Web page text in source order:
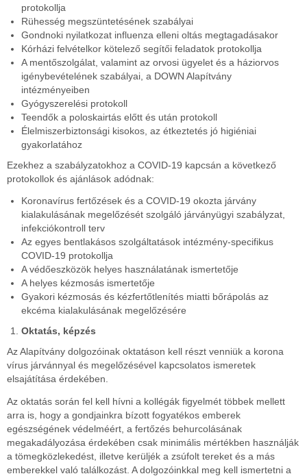
protokollja
Rühesség megszüntetésének szabályai
Gondnoki nyilatkozat influenza elleni oltás megtagadásakor
Kórházi felvételkor kötelező segítői feladatok protokollja
A mentőszolgálat, valamint az orvosi ügyelet és a háziorvos
igénybevételének szabályai, a DOWN Alapítvány
intézményeiben
Gyógyszerelési protokoll
Teendők a poloskairtás előtt és után protokoll
Élelmiszerbiztonsági kisokos, az étkeztetés jó higiéniai
gyakorlatához
Ezekhez a szabályzatokhoz a COVID-19 kapcsán a következő
protokollok és ajánlások adódnak:
Koronavírus fertőzések és a COVID-19 okozta járvány
kialakulásának megelőzését szolgáló járványügyi szabályzat,
infekciókontroll terv
Az egyes bentlakásos szolgáltatások intézmény-specifikus
COVID-19 protokollja
A védőeszközök helyes használatának ismertetője
A helyes kézmosás ismertetője
Gyakori kézmosás és kézfertőtlenítés miatti bőrápolás az
ekcéma kialakulásának megelőzésére
Oktatás, képzés
Az Alapítvány dolgozóinak oktatáson kell részt venniük a korona
vírus járvánnyal és megelőzésével kapcsolatos ismeretek
elsajátítása érdekében.
Az oktatás során fel kell hívni a kollégák figyelmét többek mellett
arra is, hogy a gondjainkra bízott fogyatékos emberek
egészségének védelméért, a fertőzés behurcolásának
megakadályozása érdekében csak minimális mértékben használják
a tömegközlekedést, illetve kerüljék a zsúfolt tereket és a más
emberekkel való találkozást. A dolgozóinkkal meg kell ismertetni a